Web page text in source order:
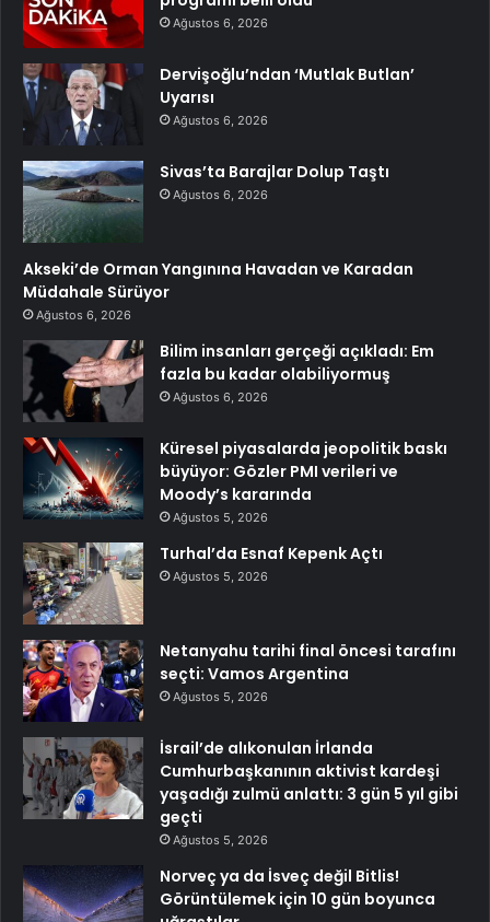
Ağustos 6, 2026
Dervişoğlu’ndan ‘Mutlak Butlan’
Uyarısı
Ağustos 6, 2026
Sivas’ta Barajlar Dolup Taştı
Ağustos 6, 2026
Akseki’de Orman Yangınına Havadan ve Karadan
Müdahale Sürüyor
Ağustos 6, 2026
Bilim insanları gerçeği açıkladı: Em
fazla bu kadar olabiliyormuş
Ağustos 6, 2026
Küresel piyasalarda jeopolitik baskı
büyüyor: Gözler PMI verileri ve
Moody’s kararında
Ağustos 5, 2026
Turhal’da Esnaf Kepenk Açtı
Ağustos 5, 2026
Netanyahu tarihi final öncesi tarafını
seçti: Vamos Argentina
Ağustos 5, 2026
İsrail’de alıkonulan İrlanda
Cumhurbaşkanının aktivist kardeşi
yaşadığı zulmü anlattı: 3 gün 5 yıl gibi
geçti
Ağustos 5, 2026
Norveç ya da İsveç değil Bitlis!
Görüntülemek için 10 gün boyunca